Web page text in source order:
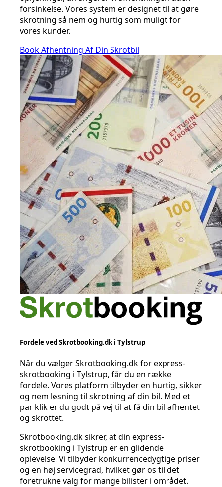
forsinkelse. Vores system er designet til at gøre
skrotning så nem og hurtig som muligt for
vores kunder.
Book Afhentning Af Din Skrotbil
Fordele ved Skrotbooking.dk i Tylstrup
Når du vælger Skrotbooking.dk for express-
skrotbooking i Tylstrup, får du en række
fordele. Vores platform tilbyder en hurtig, sikker
og nem løsning til skrotning af din bil. Med et
par klik er du godt på vej til at få din bil afhentet
og skrottet.
Skrotbooking.dk sikrer, at din express-
skrotbooking i Tylstrup er en glidende
oplevelse. Vi tilbyder konkurrencedygtige priser
og en høj servicegrad, hvilket gør os til det
foretrukne valg for mange bilister i området.